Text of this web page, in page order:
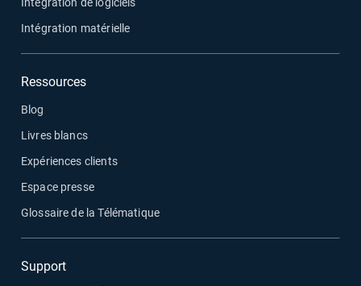
Intégration matérielle
Ressources
Blog
Livres blancs
Expériences clients
Espace presse
Glossaire de la Télématique
Support